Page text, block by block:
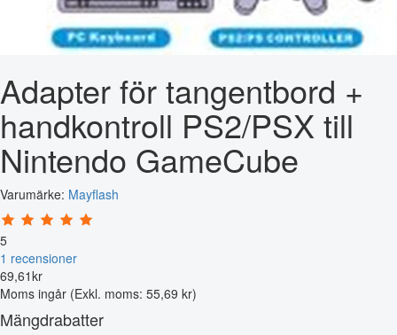
Adapter för tangentbord +
handkontroll PS2/PSX till
Nintendo GameCube
Varumärke: Mayflash
5
1 recensioner
69,61kr
Moms ingår (Exkl. moms: 55,69 kr)
Mängdrabatter